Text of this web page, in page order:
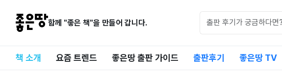
함께 "좋은 책"을 만들어 갑니다.
책 소개 요즘 트렌드 좋은땅 출판 가이드 출판후기 좋은땅 TV